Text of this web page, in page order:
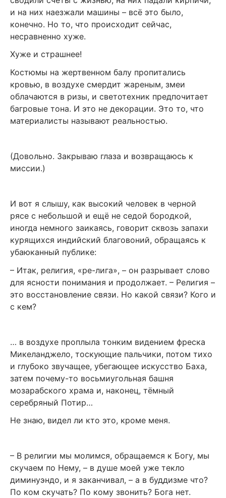
и на них наезжали машины – всё это было,
конечно. Но то, что происходит сейчас,
несравненно хуже.
Хуже и страшнее!
Костюмы на жертвенном балу пропитались
кровью, в воздухе смердит жареным, змеи
облачаются в ризы, и светотехник предпочитает
багровые тона. И это не декорации. Это то, что
материалисты называют реальностью.
(Довольно. Закрываю глаза и возвращаюсь к
миссии.)
И вот я слышу, как высокий человек в черной
рясе с небольшой и ещё не седой бородкой,
иногда немного заикаясь, говорит сквозь запахи
курящихся индийский благовоний, обращаясь к
убаюканный публике:
– Итак, религия, «ре-лига», – он разрывает слово
для ясности понимания и продолжает. – Религия –
это восстановление связи. Но какой связи? Кого и
с кем?
… в воздухе проплыла тонким видением фреска
Микеланджело, тоскующие пальчики, потом тихо
и глубоко звучащее, убегающее искусство Баха,
затем почему-то восьмиугольная башня
мозарабского храма и, наконец, тёмный
серебряный Потир…
Не знаю, видел ли кто это, кроме меня.
– В религии мы молимся, обращаемся к Богу, мы
скучаем по Нему, – в душе моей уже текло
диминуэндо, и я заканчивал, – а в буддизме что?
По ком скучать? По кому звонить? Бога нет.